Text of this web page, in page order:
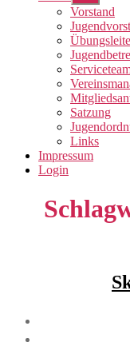
anzeigen
Vorstand
Satzung
Links
Impressum
Login